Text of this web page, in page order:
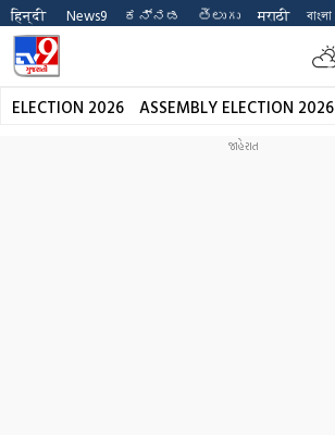
हिन्दी News9 ಕನ್ನಡ తెలుగు मराठी বাংলা
ELECTION 2026 ASSEMBLY ELECTION 2026